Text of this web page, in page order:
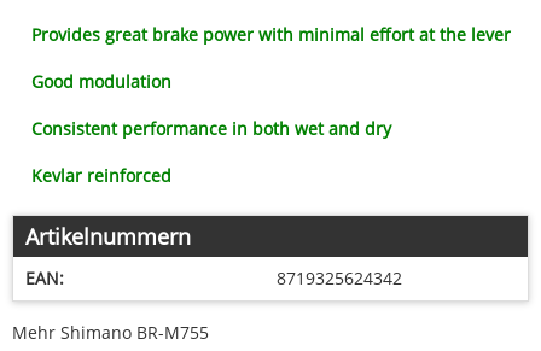
Provides great brake power with minimal effort at the lever
Good modulation
Consistent performance in both wet and dry
Kevlar reinforced
Artikelnummern
EAN: 8719325624342
Mehr Shimano BR-M755